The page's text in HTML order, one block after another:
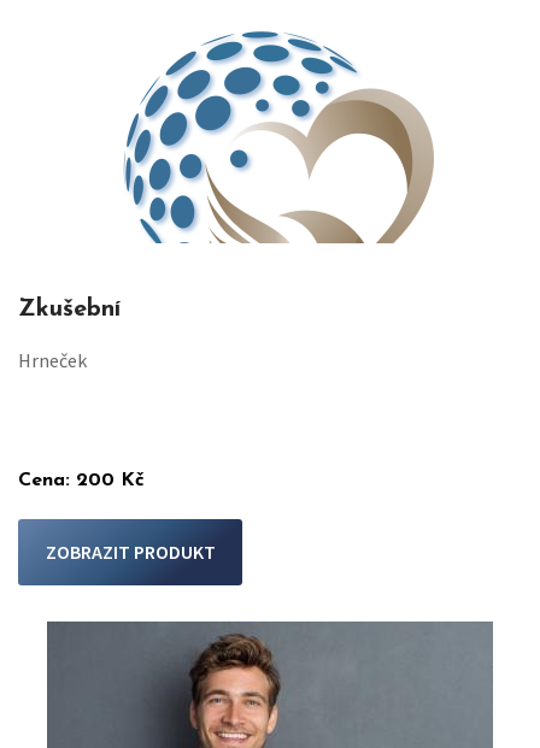
Zkušební
Hrneček
Cena: 200 Kč
ZOBRAZIT PRODUKT